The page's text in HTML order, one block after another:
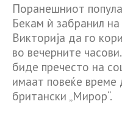
Поранешниот
Бекам ѝ забранил на
Викторија да го
во вечерните
биде пречесто на
имаат повеќе
британски „Мирор“.